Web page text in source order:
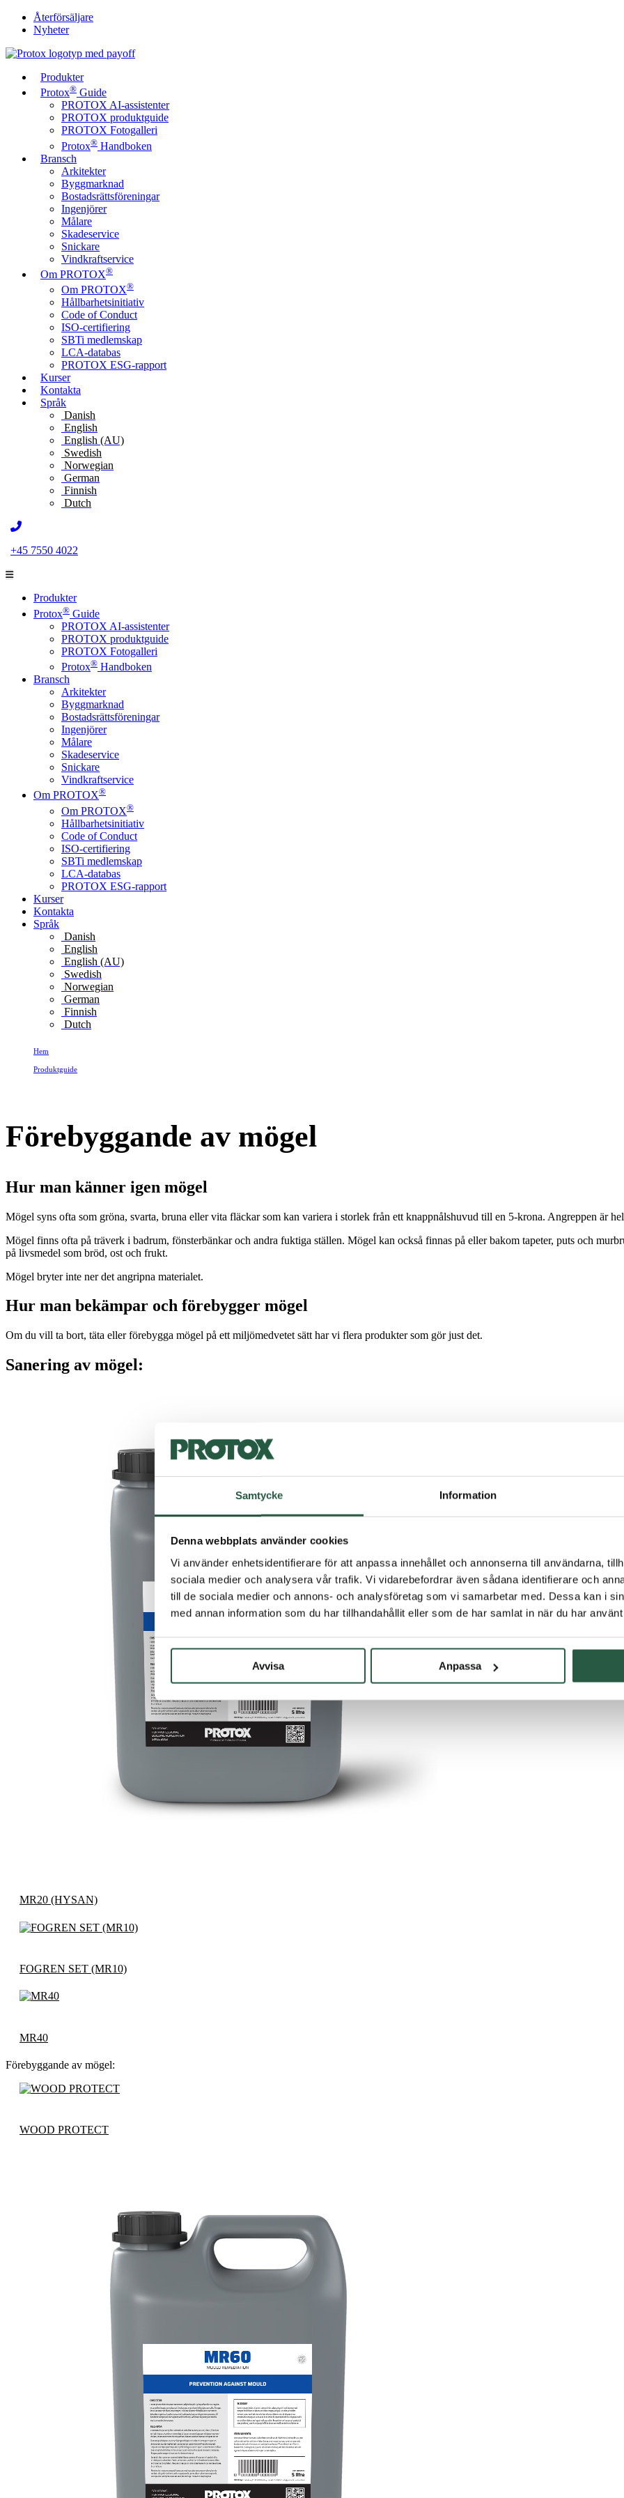
Samtycke Information
Denna webbplats använder cookies
Vi använder enhetsidentifierare för att anpassa innehållet och annonserna till användarna,
sociala medier och analysera vår trafik. Vi vidarebefordrar även sådana identifierare och
till de sociala medier och annons- och analysföretag som vi samarbetar med. Dessa kan i
med annan information som du har tillhandahållit eller som de har samlat in när du har
Avvisa Anpassa
Återförsäljare
Nyheter
Produkter
Protox® Guide
PROTOX AI-assistenter
PROTOX produktguide
PROTOX Fotogalleri
Protox® Handboken
Bransch
Arkitekter
Byggmarknad
Bostadsrättsföreningar
Ingenjörer
Målare
Skadeservice
Snickare
Vindkraftservice
Om PROTOX®
Om PROTOX®
Hållbarhetsinitiativ
Code of Conduct
ISO-certifiering
SBTi medlemskap
LCA-databas
PROTOX ESG-rapport
Kurser
Kontakta
Språk
Danish
English
English (AU)
Swedish
Norwegian
German
Finnish
Dutch
+45 7550 4022
Produkter
Protox® Guide
PROTOX AI-assistenter
PROTOX produktguide
PROTOX Fotogalleri
Protox® Handboken
Bransch
Arkitekter
Byggmarknad
Bostadsrättsföreningar
Ingenjörer
Målare
Skadeservice
Snickare
Vindkraftservice
Om PROTOX®
Om PROTOX®
Hållbarhetsinitiativ
Code of Conduct
ISO-certifiering
SBTi medlemskap
LCA-databas
PROTOX ESG-rapport
Kurser
Kontakta
Språk
Danish
English
English (AU)
Swedish
Norwegian
German
Finnish
Dutch
Hem
Produktguide
Förebyggande av mögel
Hur man känner igen mögel
Mögel syns ofta som gröna, svarta, bruna eller vita fläckar som kan variera i storlek från ett knappnålshuvud till en 5-krona. Angreppen är
Mögel finns ofta på träverk i badrum, fönsterbänkar och andra fuktiga ställen. Mögel kan också finnas på eller bakom tapeter, puts och
på livsmedel som bröd, ost och frukt.
Mögel bryter inte ner det angripna materialet.
Hur man bekämpar och förebygger mögel
Om du vill ta bort, täta eller förebygga mögel på ett miljömedvetet sätt har vi flera produkter som gör just det.
Sanering av mögel:
MR20 (HYSAN)
FOGREN SET (MR10)
MR40
Förebyggande av mögel:
WOOD PROTECT